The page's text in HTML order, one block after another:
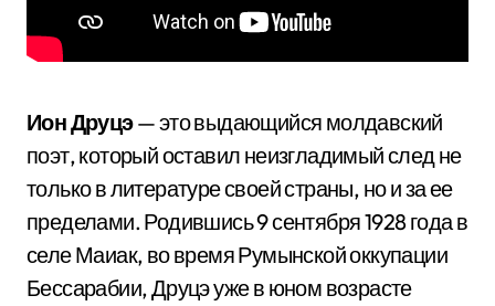
Ион Друцэ— это выдающийся молдавский
поэт, который оставил неизгладимый след не
только в литературе своей страны, но и за ее
пределами. Родившись 9 сентября 1928 года в
селе Маиак, во время Румынской оккупации
Бессарабии, Друцэ уже в юном возрасте